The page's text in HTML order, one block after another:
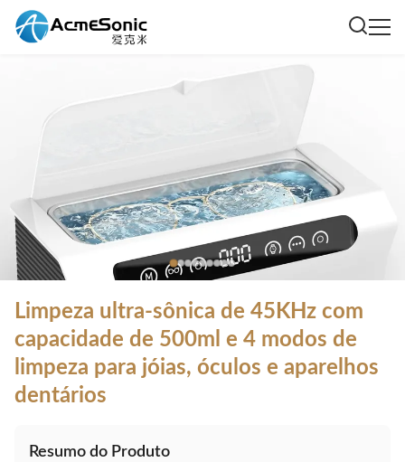
Limpeza ultra-sônica de 45KHz com
capacidade de 500ml e 4 modos de
limpeza para jóias, óculos e aparelhos
dentários
Resumo do Produto